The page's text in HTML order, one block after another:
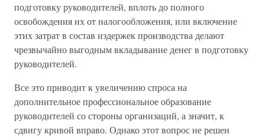
подготовку руководителей, вплоть до полного
освобождения их от налогообложения, или включение
этих затрат в состав издержек производства делают
чрезвычайно выгодным вкладывание денег в подготовку
руководителей.
Все это приводит к увеличению спроса на
дополнительное профессиональное образование
руководителей со стороны организаций, а значит, к
сдвигу кривой вправо. Однако этот вопрос не решен